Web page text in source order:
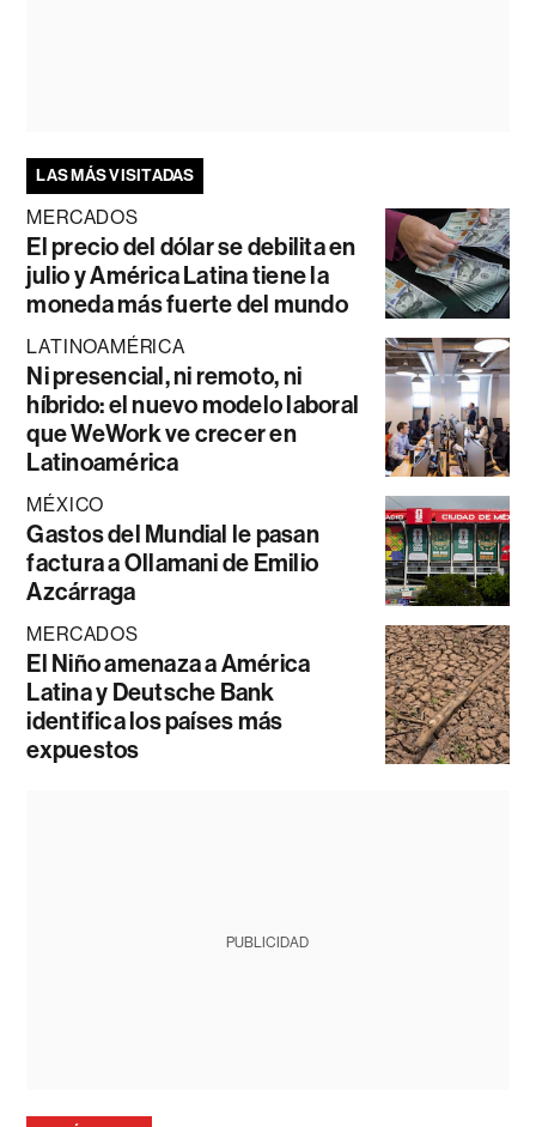
LAS MÁS VISITADAS
MERCADOS
El precio del dólar se debilita en
julio y América Latina tiene la
moneda más fuerte del mundo
LATINOAMÉRICA
Ni presencial, ni remoto, ni
híbrido: el nuevo modelo laboral
que WeWork ve crecer en
Latinoamérica
MÉXICO
Gastos del Mundial le pasan
factura a Ollamani de Emilio
Azcárraga
MERCADOS
El Niño amenaza a América
Latina y Deutsche Bank
identifica los países más
expuestos
PUBLICIDAD